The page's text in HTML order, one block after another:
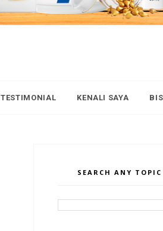
TESTIMONIAL KENALI SAYA
SEARCH ANY TOPIC